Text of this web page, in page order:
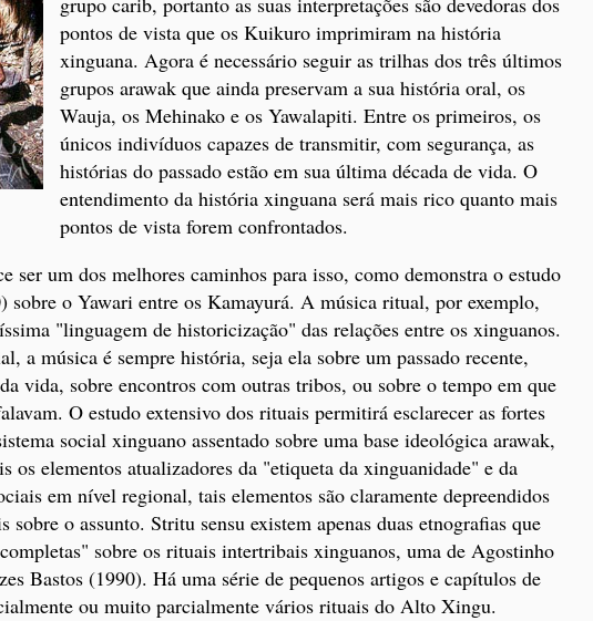
pontos de vista que os Kuikuro imprimiram na história
xinguana. Agora é necessário seguir as trilhas dos três últimos
grupos arawak que ainda preservam a sua história oral, os
Wauja, os Mehinako e os Yawalapiti. Entre os primeiros, os
únicos indivíduos capazes de transmitir, com segurança, as
histórias do passado estão em sua última década de vida. O
entendimento da história xinguana será mais rico quanto mais
pontos de vista forem confrontados.
ser um dos melhores caminhos para isso, como demonstra o estudo
sobre o Yawari entre os Kamayurá. A música ritual, por exemplo,
"linguagem de historicização" das relações entre os xinguanos.
a música é sempre história, seja ela sobre um passado recente,
vida, sobre encontros com outras tribos, ou sobre o tempo em que
O estudo extensivo dos rituais permitirá esclarecer as fortes
social xinguano assentado sobre uma base ideológica arawak,
os elementos atualizadores da "etiqueta da xinguanidade" e da
em nível regional, tais elementos são claramente depreendidos
sobre o assunto. Stritu sensu existem apenas duas etnografias que
sobre os rituais intertribais xinguanos, uma de Agostinho
Bastos (1990). Há uma série de pequenos artigos e capítulos de
ou muito parcialmente vários rituais do Alto Xingu.